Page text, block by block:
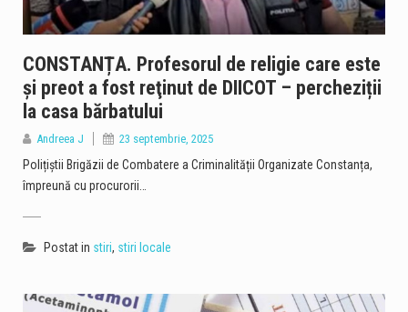
CONSTANȚA. Profesorul de religie care este
şi preot a fost reţinut de DIICOT – percheziții
la casa bărbatului
Andreea J 23 septembrie, 2025
Polițiștii Brigăzii de Combatere a Criminalității Organizate Constanța,
împreună cu procurorii…
Postat in stiri, stiri locale